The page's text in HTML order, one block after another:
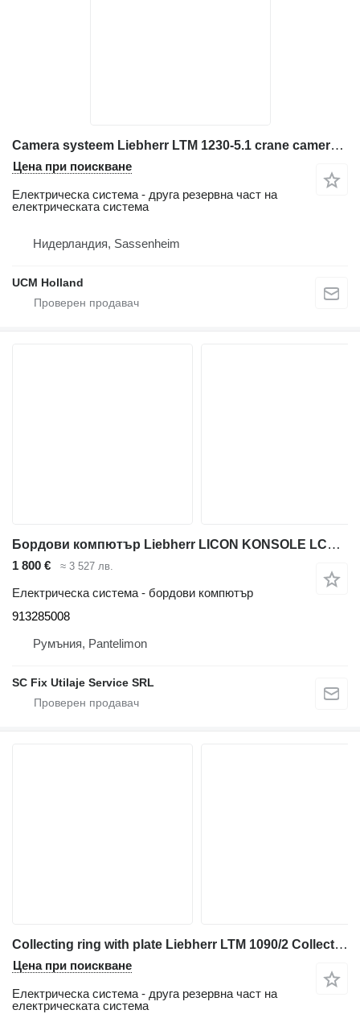
Camera systeem Liebherr LTM 1230-5.1 crane camera systeem за автокран
Цена при поискване
Електрическа система - друга резервна част на
електрическата система
Нидерландия, Sassenheim
UCM Holland
Бордови компютър Liebherr LICON KONSOLE LCD2 913285008 за автокран Liebherr ALL Liccon 1 LTM
1 800 € ≈ 3 527 лв.
Електрическа система - бордови компютър
913285008
Румъния, Pantelimon
SC Fix Utilaje Service SRL
Collecting ring with plate Liebherr LTM 1090/2 Collecting ring with plate 690900108 за автокран
Цена при поискване
Електрическа система - друга резервна част на
електрическата система